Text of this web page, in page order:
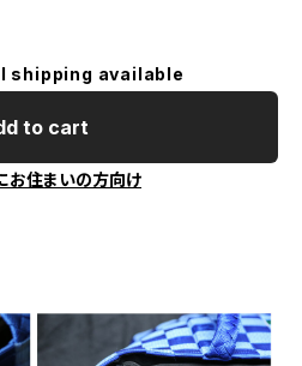
shipping available
to cart
お住まいの方向け